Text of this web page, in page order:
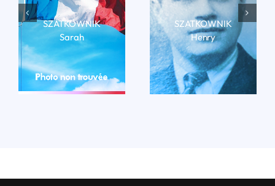
SZATKOWNIK
Sarah
LIRE LA BIO
SZATKOWNIK
Henry
LIRE LA BIO